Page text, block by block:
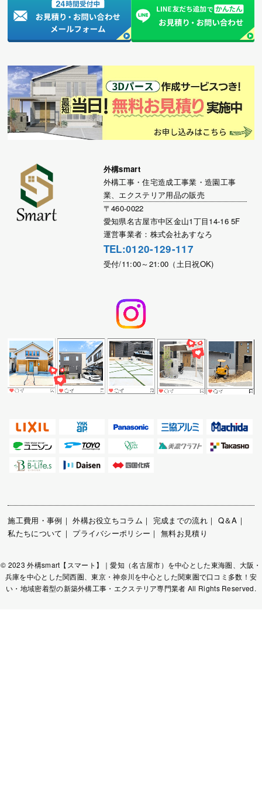
外構smart
外構工事・住宅造成工事業・造園工事
業、エクステリア用品の販売
〒460-0022
愛知県名古屋市中区金山1丁目14-16 5F
運営事業者：株式会社あすなろ
TEL:0120-129-117
受付/11:00～21:00（土日祝OK)
施工費用・事例 ｜外構お役立ちコラム ｜ 完成までの流れ ｜ Q＆A ｜
私たちについて ｜ プライバシーポリシー ｜無料お見積り
© 2023 外構smart【スマート】｜愛知（名古屋市）を中心とした東海圏、大阪・
兵庫を中心とした関西圏、東京・神奈川を中心とした関東圏で口コミ多数！安
い・地域密着型の新築外構工事・エクステリア専門業者 All Rights Reserved.